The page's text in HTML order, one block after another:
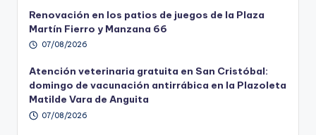
Renovación en los patios de juegos de la Plaza
Martín Fierro y Manzana 66
07/08/2026
Atención veterinaria gratuita en San Cristóbal:
domingo de vacunación antirrábica en la Plazoleta
Matilde Vara de Anguita
07/08/2026